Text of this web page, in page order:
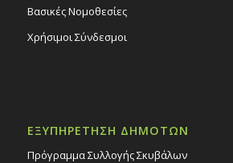
Βασικές Νομοθεσίες
Χρήσιμοι Σύνδεσμοι
ΕΞΥΠΗΡΕΤΗΣΗ ΔΗΜΟΤΩΝ
Πρόγραμμα Συλλογής Σκυβάλων